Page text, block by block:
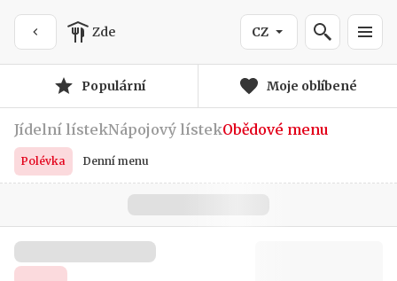
Zde CZ
Populární Moje oblíbené
Jídelní lístekNápojový lístekObědové menu
Polévka Denní menu